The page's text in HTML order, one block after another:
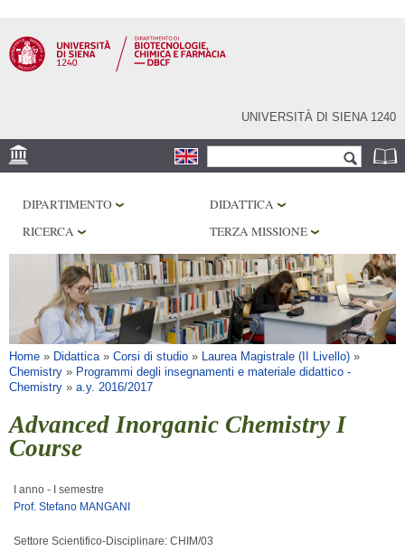
contenuto
principale
UNIVERSITÀ DI SIENA 1240
Form di ricerca
CENTRI DI RICERCA
LABORATORI
BIBLIOTECHE
SERVIZI
DIPARTIMENTO
DIDATTICA
RICERCA
TERZA MISSIONE
Tu sei qui
Home » Didattica» Corsi di studio » Laurea Magistrale (II Livello) »
Chemistry » Programmi degli insegnamenti e materiale didattico -
Chemistry » a.y. 2016/2017
Advanced Inorganic Chemistry I
Course
I anno - I semestre
Prof. Stefano MANGANI
Settore Scientifico-Disciplinare: CHIM/03